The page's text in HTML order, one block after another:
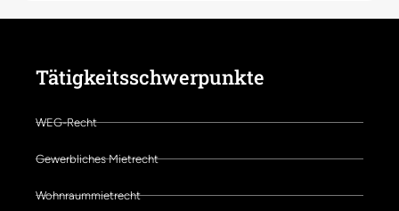
Tätigkeitsschwerpunkte
WEG-Recht
Gewerbliches Mietrecht
Wohnraummietrecht